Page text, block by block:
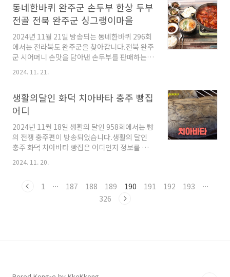
요. 그냥 먹으면 자..
다. 큰어머니에게 배운 레시피로 빵을 만들고 있
다는 이곳의 사장님.속이 불편한 분들을 위해 밀
가루 대신 쌀가루를 이용해 앙버터를 만들고 있
었습니다. 그날그날 온도와 습도에 따라 반죽을
달리 해야 이렇게 맛있는 빵으로 거듭날 수 있다
고 해요. 맛있게 잘 구워진 빵에, 팥소와 버터를
넣어줍니다. 생활의달인 단양 쌀 앙버터는 빵이
요. 생..
동네한바퀴 완주군 손두부 한상 두부
전골 전북 완주군 싱그랭이마을
2024년 11월 21일 방송되는 동네한바퀴 296회
에서는 전라북도 완주군을 찾아갑니다.전북 완주
군 시어머니 손맛을 담아낸 손두부를 판매하는
곳을 찾아갑니다.동네한바퀴 296회 완주군 손두
부 한상 식당 정보를 알아보았습니다. 동네한바
을은 콩이 잘 자라는 곳입니다. 산속 마을에서 남
아도는 건 콩뿐인지라 남아도는 콩을 어찌할까
고민하다 홍성태씨는 어머니에게 배운 콩으로 두
부를 만들어서 팔아보기로 했습니다. 홍성태씨
는 콩물에 간수를 넣으며, 항상 천천히 만들라던
어머니의 말씀을 상기한다고 해요.이렇게 정성으
로 만든 완주군 손두부는 어머니의 손맛을 고스
에 불과했던 싱그랭..
2024. 11. 21.
생활의달인 화덕 치아바타 충주 빵집
어디
2024년 11월 18일 생활의 달인 958회에서는 빵
의 전쟁 충주편이 방송되었습니다.생활의 달인
충주 화덕 치아바타 빵집은 어디인지 정보를 알
아보았습니다. 생활의 달인 충주 화덕치아바
타 충주에서 두번째로 찾아간 빵집은 치아바타
바삭하고, 빵의 안쪽은 다른 빵집보다 더 쫄깃하
고 촉촉하다는데요.이곳의 제빵사 부부는 세계 3
2024. 11. 20.
1 ··· 187 188 189 190 191 192 193
···
326